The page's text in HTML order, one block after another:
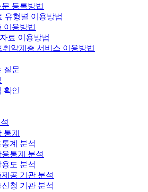
등록방법
유형별 이용방법
이용방법
료 이용방법
취약계층 서비스 이용방법
질문
확인
통계
계 분석
통계 분석
도 분석
공 기관 분석
청 기관 분석